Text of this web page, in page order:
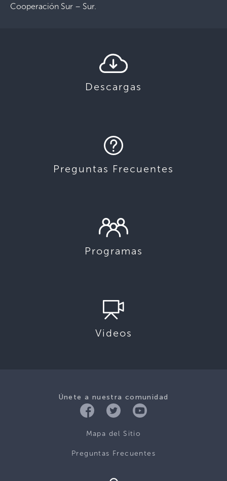
Cooperación Sur – Sur.
Descargas
Preguntas Frecuentes
Programas
Videos
Únete a nuestra comunidad
Mapa del Sitio
Preguntas Frecuentes